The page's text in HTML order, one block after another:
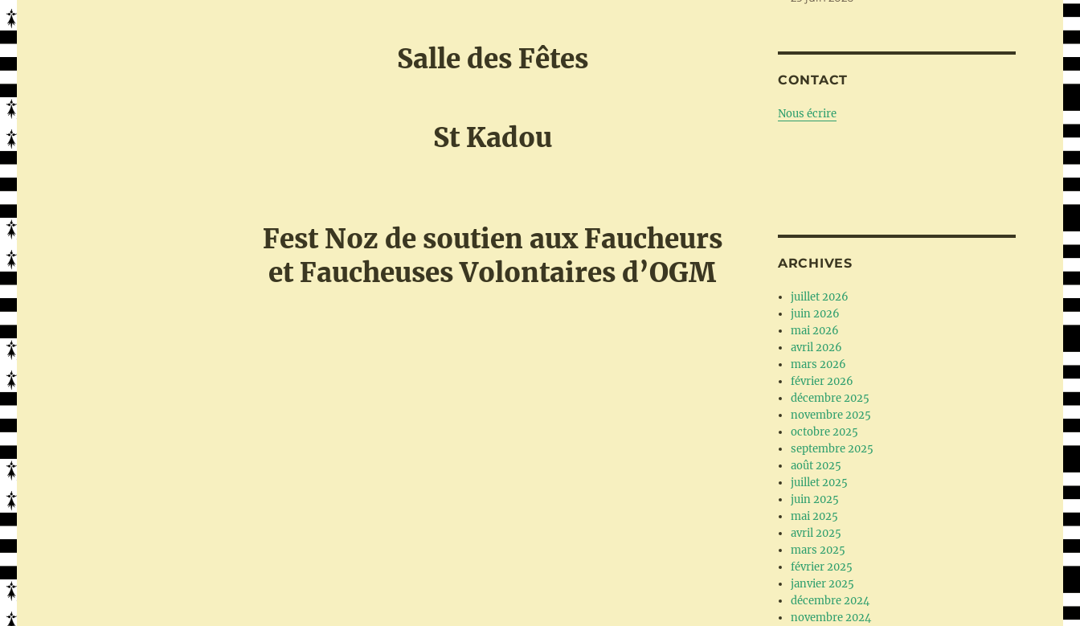
Salle des Fêtes
St Kadou
Fest Noz de soutien aux Faucheurs
et Faucheuses Volontaires d’OGM
CONTACT
Nous écrire
ARCHIVES
juillet 2026
juin 2026
mai 2026
avril 2026
mars 2026
février 2026
décembre 2025
novembre 2025
octobre 2025
septembre 2025
août 2025
juillet 2025
juin 2025
mai 2025
avril 2025
mars 2025
février 2025
janvier 2025
décembre 2024
novembre 2024